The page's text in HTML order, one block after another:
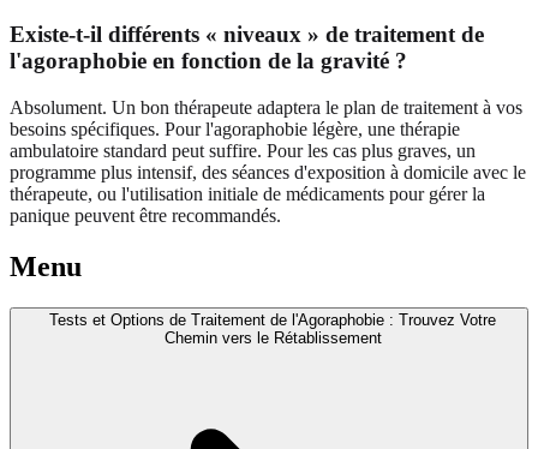
Existe-t-il différents « niveaux » de traitement de
l'agoraphobie en fonction de la gravité ?
Absolument. Un bon thérapeute adaptera le plan de traitement à vos
besoins spécifiques. Pour l'agoraphobie légère, une thérapie
ambulatoire standard peut suffire. Pour les cas plus graves, un
programme plus intensif, des séances d'exposition à domicile avec le
thérapeute, ou l'utilisation initiale de médicaments pour gérer la
panique peuvent être recommandés.
Menu
Tests et Options de Traitement de l'Agoraphobie : Trouvez Votre
Chemin vers le Rétablissement